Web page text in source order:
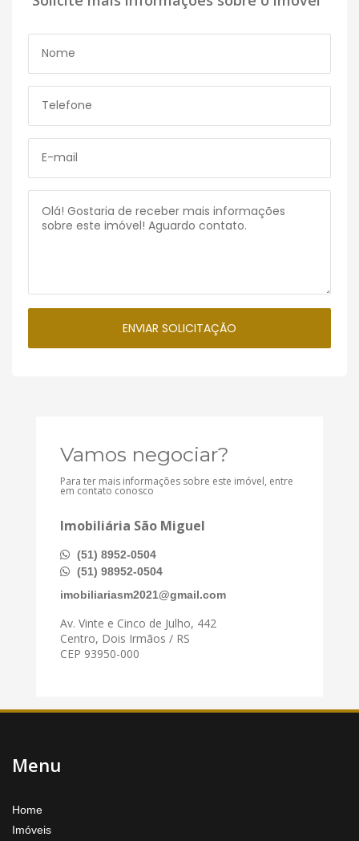
Vamos negociar?
Para ter mais informações sobre este imóvel, entre
em contato conosco
Imobiliária São Miguel
(51) 8952-0504
(51) 98952-0504
imobiliariasm2021@gmail.com
Av. Vinte e Cinco de Julho, 442
Centro, Dois Irmãos / RS
CEP 93950-000
Menu
Home
Imóveis